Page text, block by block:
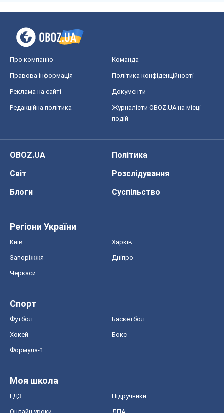
Про компанію Команда
Правова інформація Політика конфіденційності
Реклама на сайті Документи
Редакційна політика
Журналісти OBOZ.UA на місці
подій
OBOZ.UA
Політика
Світ
Розслідування
Блоги
Суспільство
Регіони України
Київ Харків
Запоріжжя Дніпро
Черкаси
Спорт
Футбол Баскетбол
Хокей Бокс
Формула-1
Моя школа
ГДЗ Підручники